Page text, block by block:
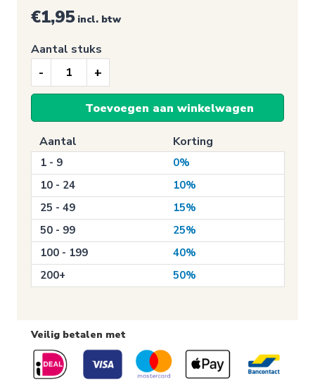
€1,95 incl. btw
Sticker,
Duitsland
+
Sterren)
aantal
Aantal stuks
Toevoegen aan winkelwagen
Aantal Korting
1 - 9
0%
10 - 24
10%
25 - 49
15%
50 - 99
25%
100 - 199
40%
200+
50%
Veilig betalen met